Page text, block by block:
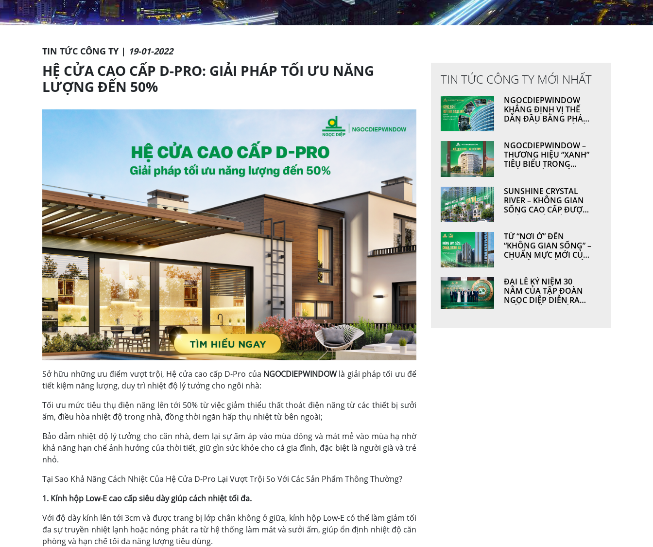
TIN TỨC CÔNG TY | 19-01-2022
HỆ CỬA CAO CẤP D-PRO: GIẢI PHÁP TỐI ƯU NĂNG
LƯỢNG ĐẾN 50%
Sở hữu những ưu điểm vượt trội, Hệ cửa cao cấp D-Pro của NGOCDIEPWINDOWlà giải pháp tối ưu để
tiết kiệm năng lượng, duy trì nhiệt độ lý tưởng cho ngôi nhà:
Tối ưu mức tiêu thụ điện năng lên tới 50% từ việc giảm thiểu thất thoát điện năng từ các thiết bị sưởi
ấm, điều hòa nhiệt độ trong nhà, đồng thời ngăn hấp thụ nhiệt từ bên ngoài;
Bảo đảm nhiệt độ lý tưởng cho căn nhà, đem lại sự ấm áp vào mùa đông và mát mẻ vào mùa hạ nhờ
khả năng hạn chế ảnh hưởng của thời tiết, giữ gìn sức khỏe cho cả gia đình, đặc biệt là người già và trẻ
nhỏ.
Tại Sao Khả Năng Cách Nhiệt Của Hệ Cửa D-Pro Lại Vượt Trội So Với Các Sản Phẩm Thông Thường?
1. Kính hộp Low-E cao cấp siêu dày giúp cách nhiệt tối đa.
Với độ dày kính lên tới 3cm và được trang bị lớp chân không ở giữa, kính hộp Low-E có thể làm giảm tối
đa sự truyền nhiệt lạnh hoặc nóng phát ra từ hệ thống làm mát và sưởi ấm, giúp ổn định nhiệt độ căn
phòng và hạn chế tối đa năng lượng tiêu dùng.
TIN TỨC CÔNG TY MỚI NHẤT
NGOCDIEPWINDOW
KHẲNG ĐỊNH VỊ THẾ
DẪN ĐẦU BẰNG PHÁT
NGOCDIEPWINDOW –
THƯƠNG HIỆU “XANH”
TIÊU BIỂU TRONG
SUNSHINE CRYSTAL
RIVER – KHÔNG GIAN
SỐNG CAO CẤP ĐƯỢC
VỮNG BỞI
NGOCDIEPWINDOW
TỪ “NƠI Ở” ĐẾN
“KHÔNG GIAN SỐNG” –
CHUẨN MỰC MỚI CỦA
ĐẠI LỄ KỶ NIỆM 30
NĂM CỦA TẬP ĐOÀN
NGỌC DIỆP DIỄN RA